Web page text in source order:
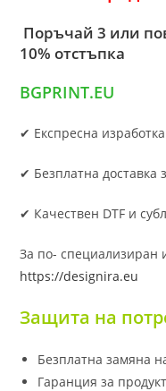
Поръчай 3 или
10% отстъпка
BGPRINT.EU
✔ Експресна
✔ Безплатна доставка
✔ Качествен DTF и
За по- специализиран
https://designira.eu
Защита на
Безплатна замяна
Гаранция за